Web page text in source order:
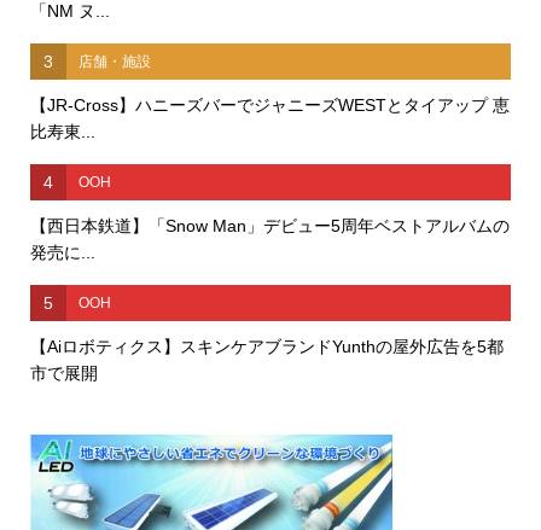
「NM ヌ...
3 店舗・施設
【JR-Cross】ハニーズバーでジャニーズWESTとタイアップ 恵
比寿東...
4 OOH
【西日本鉄道】「Snow Man」デビュー5周年ベストアルバムの
発売に...
5 OOH
【Aiロボティクス】スキンケアブランドYunthの屋外広告を5都
市で展開